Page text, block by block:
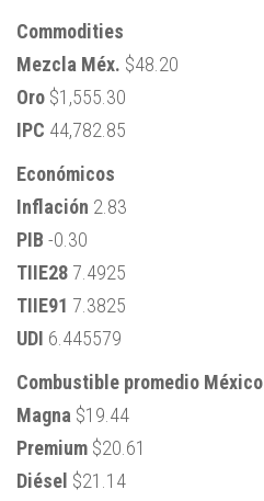
Commodities
Mezcla Méx. $48.20
Oro $1,555.30
IPC 44,782.85
Económicos
Inflación 2.83
PIB -0.30
TIIE28 7.4925
TIIE91 7.3825
UDI 6.445579
Combustible promedio México
Magna $19.44
Premium $20.61
Diésel $21.14